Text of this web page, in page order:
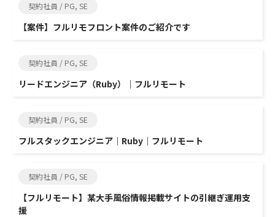
契約社員 / PG, SE
【案件】フルリモフロント案件のご紹介です
契約社員 / PG, SE
リードエンジニア（Ruby）｜フルリモート
契約社員 / PG, SE
フルスタックエンジニア｜Ruby｜フルリモート
契約社員 / PG, SE
【フルリモート】某大手風俗情報掲載サイトの引継ぎ運用支
援